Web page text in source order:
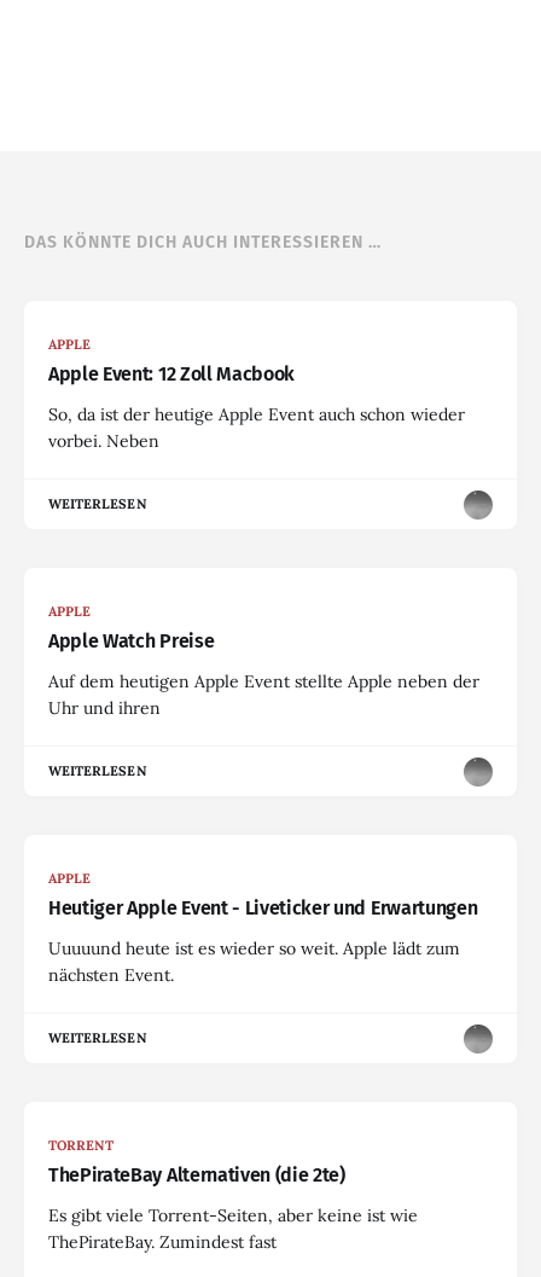
DAS KÖNNTE DICH AUCH INTERESSIEREN …
APPLE
Apple Event: 12 Zoll Macbook
So, da ist der heutige Apple Event auch schon wieder
vorbei. Neben
WEITERLESEN
APPLE
Apple Watch Preise
Auf dem heutigen Apple Event stellte Apple neben der
Uhr und ihren
WEITERLESEN
APPLE
Heutiger Apple Event - Liveticker und Erwartungen
Uuuuund heute ist es wieder so weit. Apple lädt zum
nächsten Event.
WEITERLESEN
TORRENT
ThePirateBay Alternativen (die 2te)
Es gibt viele Torrent-Seiten, aber keine ist wie
ThePirateBay. Zumindest fast